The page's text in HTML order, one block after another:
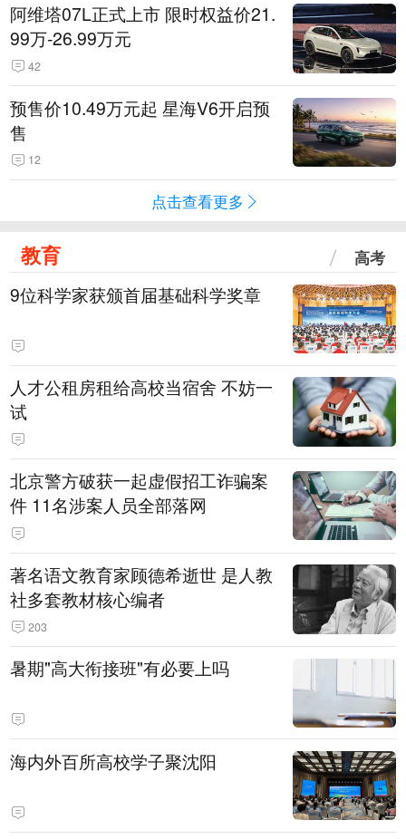
阿维塔07L正式上市 限时权益价21.
99万-26.99万元
42
预售价10.49万元起 星海V6开启预
售
12
点击查看更多
教育 高考
9位科学家获颁首届基础科学奖章
人才公租房租给高校当宿舍 不妨一
试
北京警方破获一起虚假招工诈骗案
件 11名涉案人员全部落网
著名语文教育家顾德希逝世 是人教
社多套教材核心编者
203
暑期"高大衔接班"有必要上吗
海内外百所高校学子聚沈阳